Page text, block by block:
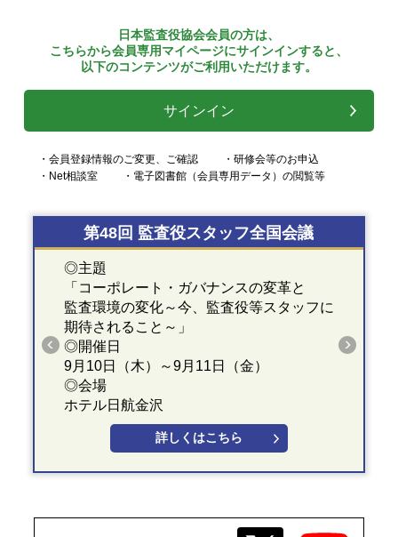
日本監査役協会会員の方は、
こちらから会員専用マイページにサインインすると、
以下のコンテンツがご利用いただけます。
サインイン
・会員登録情報のご変更、ご確認
・研修会等のお申込
・Net相談室
・電子図書館（会員専用データ）の閲覧等
第48回 監査役スタッフ全国会議
◎主題
「コーポレート・ガバナンスの変革と
監査環境の変化～今、監査役等スタッフに
期待されること～」
◎開催日
9月10日（木）～9月11日（金）
◎会場
ホテル日航金沢
詳しくはこちら